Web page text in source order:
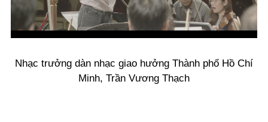
Nhạc trưởng dàn nhạc giao hưởng Thành phố Hồ Chí
Minh, Trần Vương Thạch